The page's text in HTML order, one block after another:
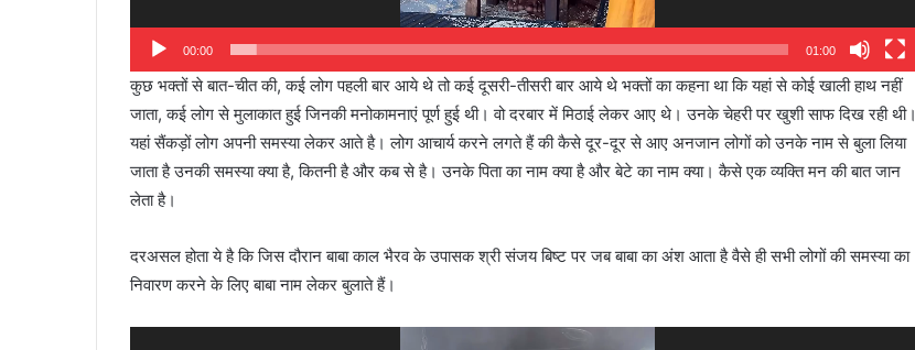
00:00 01:00
कुछ भक्तों से बात-चीत की, कई लोग पहली बार आये थे तो कई दूसरी-तीसरी बार आये थे भक्तों का कहना था कि यहां से कोई खाली हाथ नहीं
जाता, कई लोग से मुलाकात हुई जिनकी मनोकामनाएं पूर्ण हुई थी। वो दरबार में मिठाई लेकर आए थे। उनके चेहरी पर खुशी साफ दिख रही थी।
यहां सैंकड़ों लोग अपनी समस्या लेकर आते है। लोग आचार्य करने लगते हैं की कैसे दूर-दूर से आए अनजान लोगों को उनके नाम से बुला लिया
जाता है उनकी समस्या क्या है, कितनी है और कब से है। उनके पिता का नाम क्या है और बेटे का नाम क्या। कैसे एक व्यक्ति मन की बात जान
लेता है।
दरअसल होता ये है कि जिस दौरान बाबा काल भैरव के उपासक श्री संजय बिष्ट पर जब बाबा का अंश आता है वैसे ही सभी लोगों की समस्या का
निवारण करने के लिए बाबा नाम लेकर बुलाते हैं।